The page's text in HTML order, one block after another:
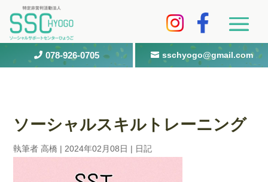
 078-926-0705  sschyogo@gmail.com
ソーシャルスキルトレーニング
執筆者高橋 | 2024年02月08日 | 日記